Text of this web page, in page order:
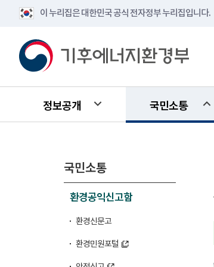
이 누리집은 대한민국 공식 전자정부 누리집입니다.
정보공개 국민소통
국민소통
환경공익신고함
환경신문고
환경민원포털